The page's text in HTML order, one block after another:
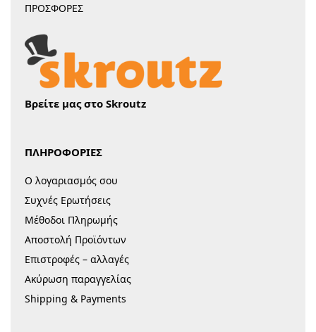
ΠΡΟΣΦΟΡΕΣ
Βρείτε μας στο Skroutz
ΠΛΗΡΟΦΟΡΙΕΣ
Ο λογαριασμός σου
Συχνές Ερωτήσεις
Μέθοδοι Πληρωμής
Αποστολή Προϊόντων
Επιστροφές – αλλαγές
Ακύρωση παραγγελίας
Shipping & Payments